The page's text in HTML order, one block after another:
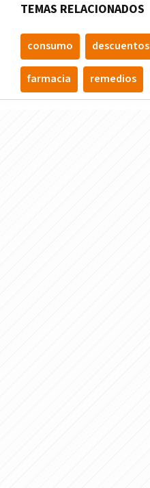
TEMAS RELACIONADOS
consumo descuentos
farmacia remedios